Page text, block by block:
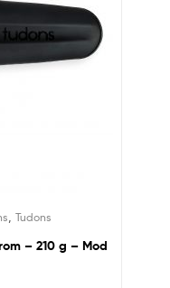
Tudons
– 210 g – Mod